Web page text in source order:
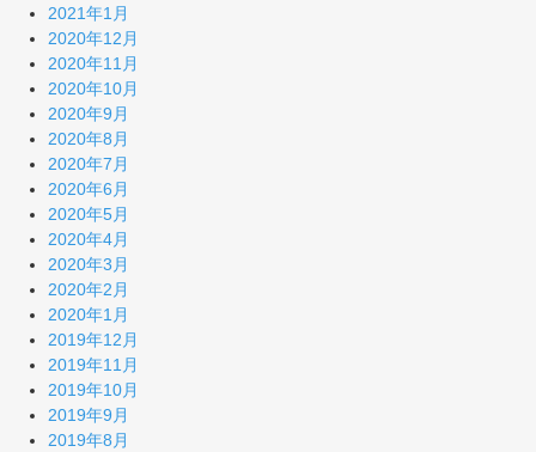
2021年1月
2020年12月
2020年11月
2020年10月
2020年9月
2020年8月
2020年7月
2020年6月
2020年5月
2020年4月
2020年3月
2020年2月
2020年1月
2019年12月
2019年11月
2019年10月
2019年9月
2019年8月